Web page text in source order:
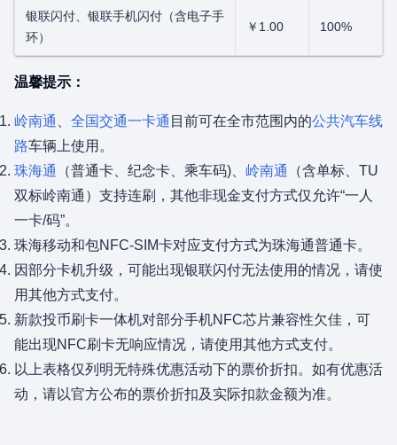
银联闪付、银联手机闪付（含电子手
环）
￥1.00 100%
温馨提示：
岭南通 全国交通一卡通 目前可在全市范围内的公共汽车线
路车辆上使用。
珠海通
（普通卡、纪念卡、乘车码)、 岭南通
（含单标、TU
双标岭南通）支持连刷，其他非现金支付方式仅允许“一人
一卡/码”。
珠海移动和包NFC-SIM卡对应支付方式为珠海通普通卡。
因部分卡机升级，可能出现银联闪付无法使用的情况，请使
用其他方式支付。
新款投币刷卡一体机对部分手机NFC芯片兼容性欠佳，可
能出现NFC刷卡无响应情况，请使用其他方式支付。
以上表格仅列明无特殊优惠活动下的票价折扣。如有优惠活
动，请以官方公布的票价折扣及实际扣款金额为准。